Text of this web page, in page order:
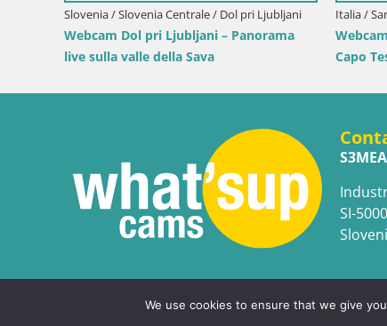
Slovenia / Savinjska / Velenje
Webcam Lago di Velenje – Spiaggia di
Velenje in diretta
Croazia
e le luci
SI-
Copyright © WhatsupCams 2016 - 2026. All right
We use cookies to ensure that we give